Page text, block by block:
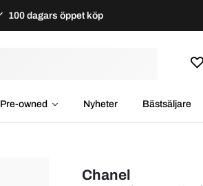
100 dagars öppet köp
Pre-owned Nyheter Bästsäljare
Chanel